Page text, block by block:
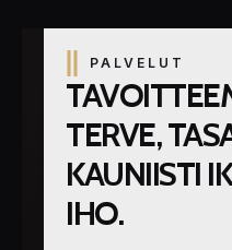
PALVELUT
TERVE,
KAUNIISTI
IHO.